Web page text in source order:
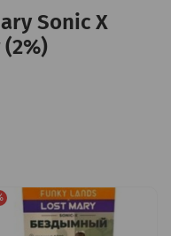
Sonic X